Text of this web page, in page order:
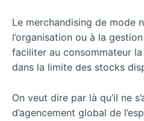
Le merchandising de mode
l’organisation ou à la
faciliter au consommateur la
dans la limite des stocks
On veut dire par là qu’il ne
d’agencement global de